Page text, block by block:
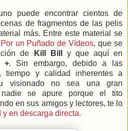
puede encontrar cientos de
de fragmentos de las pelis
más. Entre este material se
Por un Puñado de Vídeos, que se
de
Kill Bill
y que aquí en
+. Sin embargo, debido a las
tiempo y calidad inherentes a
visionado no sea una gran
se apure porque el tito
en sus amigos y lectores, te lo
y en descarga directa.